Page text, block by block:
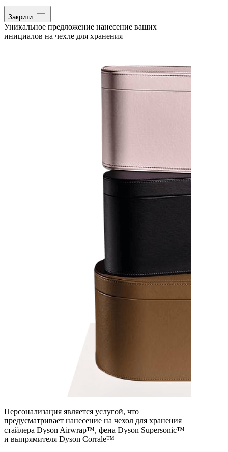
Закрити
Уникальное предложение нанесение ваших
инициалов на чехле для хранения
Персонализация является услугой, что
предусматривает нанесение на чехол для хранения
стайлера Dyson Airwrap™, фена Dyson Supersonic™
и выпрямителя Dyson Corralе™